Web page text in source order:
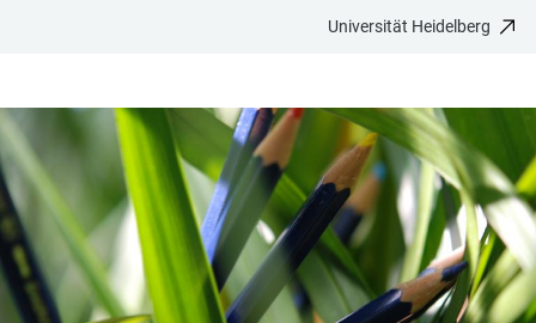
BARRIEREFREIHEIT
Universität Heidelberg